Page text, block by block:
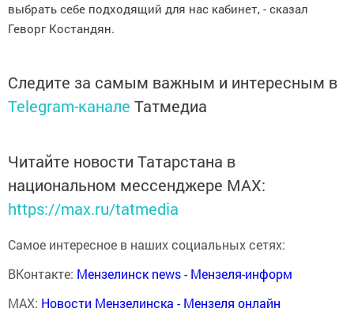
выбрать себе подходящий для нас кабинет, - сказал
Геворг Костандян.
Следите за самым важным и интересным в
Telegram-канале Татмедиа
Читайте новости Татарстана в
национальном мессенджере MАХ:
https://max.ru/tatmedia
Самое интересное в наших социальных сетях:
ВКонтакте: Мензелинск news - Мензеля-информ
MAX: Новости Мензелинска - Мензеля онлайн